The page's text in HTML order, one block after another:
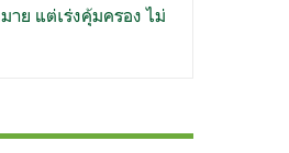
ย แต่เร่งคุ้มครอง ไม่